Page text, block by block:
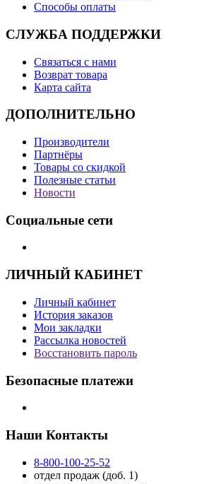
Способы оплаты
СЛУЖБА ПОДДЕРЖКИ
Связаться с нами
Возврат товара
Карта сайта
ДОПОЛНИТЕЛЬНО
Производители
Партнёры
Товары со скидкой
Полезные статьи
Новости
Социальные сети
ЛИЧНЫЙ КАБИНЕТ
Личный кабинет
История заказов
Мои закладки
Рассылка новостей
Восстановить пароль
Безопасные платежи
Наши Контакты
8-800-100-25-52
отдел продаж (доб. 1)